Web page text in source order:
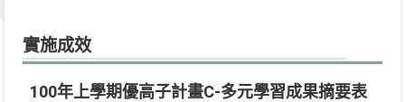
實施成效
100年上學期優高子計畫C-多元學習成果摘要表